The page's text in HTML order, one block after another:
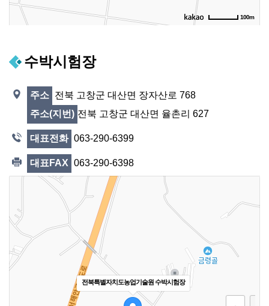
100m
수박시험장
주소 전북 고창군 대산면 장자산로 768
주소(지번) 전북 고창군 대산면 율촌리 627
대표전화 063-290-6399
대표FAX 063-290-6398
전북특별자치도농업기술원 수박시험장